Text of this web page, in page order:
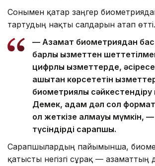
Сонымен қатар заңгер
тартудың нақты салдарын атап өтті.
— Азамат биометриядан бас
барлық қызметтен
цифрлық қызметтерде,
қашықтан көрсететін
биометриялық сәйкестендіру
Демек, адам дәл сол
қол жеткізе алмауы мүмкін,
түсіндірді сарапшы.
Сарапшылардың пайымынша,
қатысты негізгі сұрақ — азаматтың